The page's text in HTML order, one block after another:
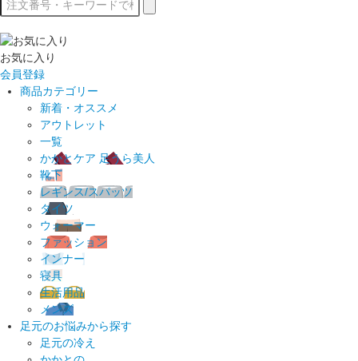
お気に入り
会員登録
商品カテゴリー
新着・オススメ
アウトレット
一覧
かかとケア 足うら美人
靴下
レギンス/スパッツ
タイツ
ウォーマー
ファッション
インナー
寝具
生活用品
メンズ
足元のお悩みから探す
足元の冷え